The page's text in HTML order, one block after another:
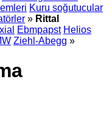
Kuru soğutucular
» Rittal
Ebmpapst Helios
Ziehl-Abegg »